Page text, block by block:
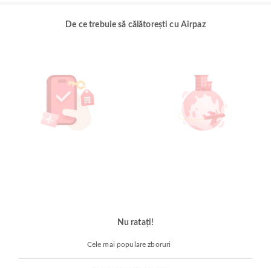
De ce trebuie să călătorești cu Airpaz
Nu ratați!
Cele mai populare zboruri